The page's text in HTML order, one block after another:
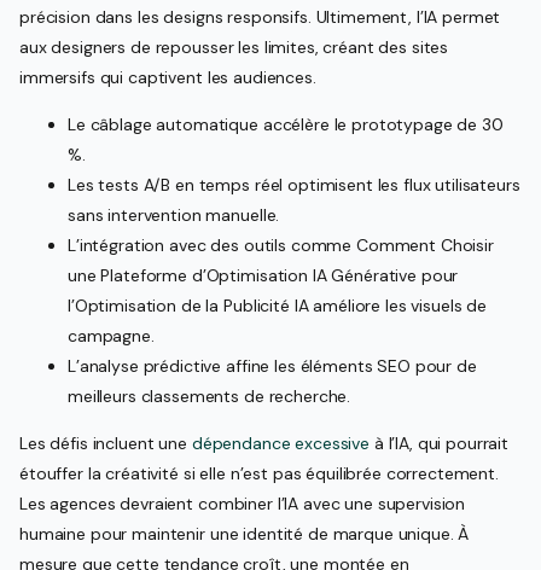
précision dans les designs responsifs. Ultimement, l’IA permet
aux designers de repousser les limites, créant des sites
immersifs qui captivent les audiences.
Le câblage automatique accélère le prototypage de 30
%.
Les tests A/B en temps réel optimisent les flux utilisateurs
sans intervention manuelle.
L’intégration avec des outils comme Comment Choisir
une Plateforme d’Optimisation IA Générative pour
l’Optimisation de la Publicité IA améliore les visuels de
campagne.
L’analyse prédictive affine les éléments SEO pour de
meilleurs classements de recherche.
Les défis incluent une dépendance excessive à l’IA, qui pourrait
étouffer la créativité si elle n’est pas équilibrée correctement.
Les agences devraient combiner l’IA avec une supervision
humaine pour maintenir une identité de marque unique. À
mesure que cette tendance croît, une montée en